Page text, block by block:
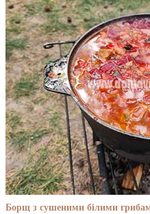
Борщ з сушеними білими